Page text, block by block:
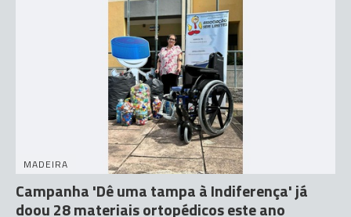
MADEIRA
Campanha 'Dê uma tampa à Indiferença' já
doou 28 materiais ortopédicos este ano